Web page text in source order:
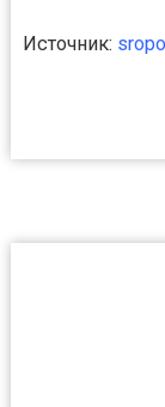
Источник: